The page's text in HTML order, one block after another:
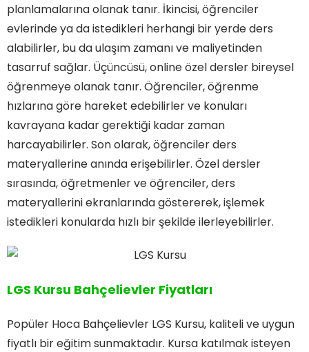
planlamalarına olanak tanır. İkincisi, öğrenciler
evlerinde ya da istedikleri herhangi bir yerde ders
alabilirler, bu da ulaşım zamanı ve maliyetinden
tasarruf sağlar. Üçüncüsü, online özel dersler bireysel
öğrenmeye olanak tanır. Öğrenciler, öğrenme
hızlarına göre hareket edebilirler ve konuları
kavrayana kadar gerektiği kadar zaman
harcayabilirler. Son olarak, öğrenciler ders
materyallerine anında erişebilirler. Özel dersler
sırasında, öğretmenler ve öğrenciler, ders
materyallerini ekranlarında göstererek, işlemek
istedikleri konularda hızlı bir şekilde ilerleyebilirler.
LGS Kursu Bahçelievler Fiyatları
Popüler Hoca Bahçelievler LGS Kursu, kaliteli ve uygun
fiyatlı bir eğitim sunmaktadır. Kursa katılmak isteyen